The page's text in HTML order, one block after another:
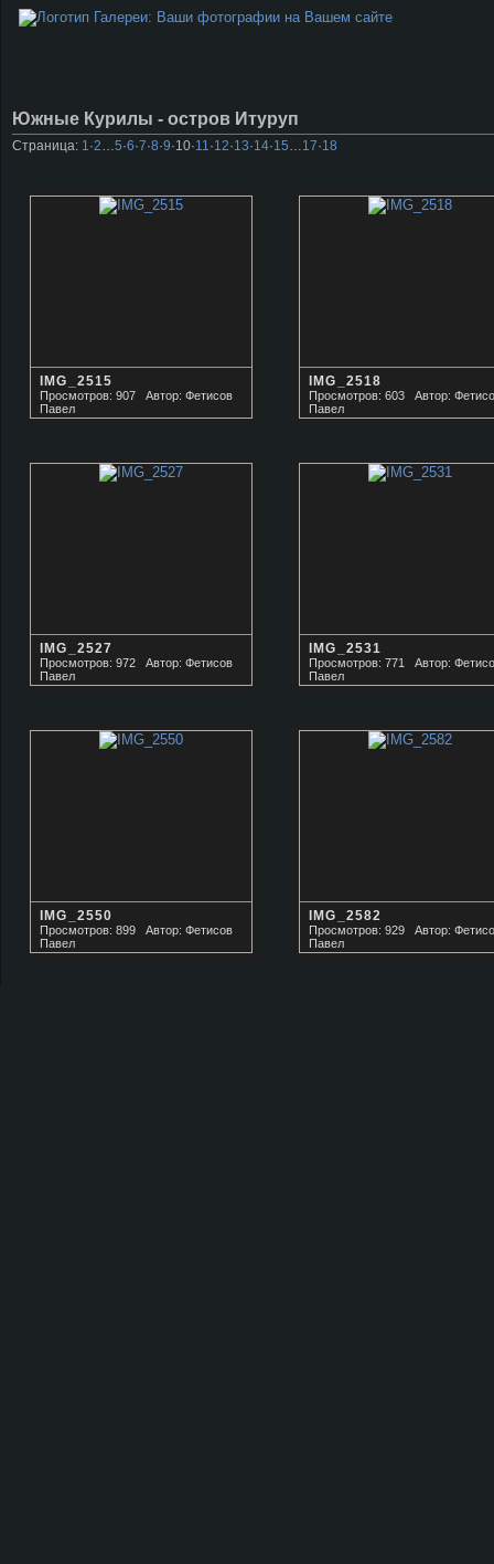
Южные Курилы - остров Итуруп
Страница: 1 ·2 5·6·7·8·9·10·11 ·12·13·14·15 17·18
IMG_2515
Просмотров: 907
Автор: Фетисов
Павел
IMG_2518
Просмотров: 603
Автор:
Павел
IMG_2527
Просмотров: 972
Автор: Фетисов
Павел
IMG_2531
Просмотров: 771
Автор:
Павел
IMG_2550
Просмотров: 899
Автор: Фетисов
Павел
IMG_2582
Просмотров: 929
Автор:
Павел